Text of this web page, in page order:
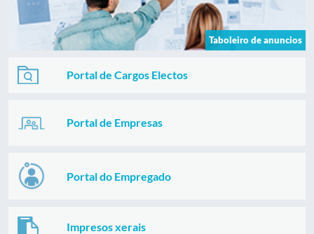
Taboleiro de anuncios
Portal de Cargos Electos
Portal de Empresas
Portal do Empregado
Impresos xerais